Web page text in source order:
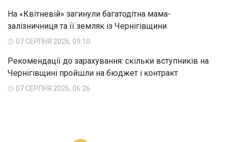
На «Квітневій» загинули багатодітна мама-
залізничниця та її земляк із Чернігівщини
07 СЕРПНЯ 2026, 09:10
Рекомендації до зарахування: скільки вступників на
Чернігівщині пройшли на бюджет і контракт
07 СЕРПНЯ 2026, 06:26